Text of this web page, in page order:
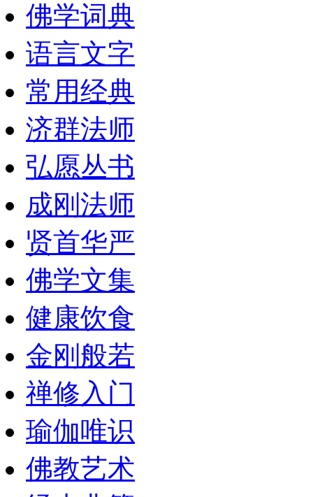
佛学词典
语言文字
常用经典
济群法师
弘愿丛书
成刚法师
贤首华严
佛学文集
健康饮食
金刚般若
禅修入门
瑜伽唯识
佛教艺术